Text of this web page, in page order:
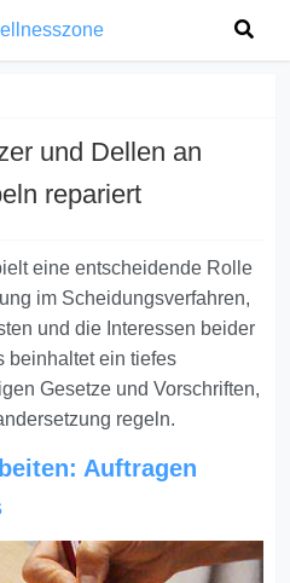
und Dellen an
repariert
eine entscheidende Rolle
im Scheidungsverfahren,
und die Interessen beider
beinhaltet ein tiefes
Gesetze und Vorschriften,
regeln.
Auftragen